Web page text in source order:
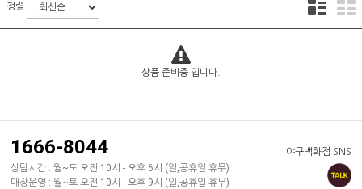
정렬
상품 준비중 입니다.
야구백화점 SNS
1666-8044
상담시간 : 월~토 오전 10시 - 오후 6시 (일,공휴일 휴무)
매장운영 : 월~토 오전 10시 - 오후 9시 (일,공휴일 휴무)